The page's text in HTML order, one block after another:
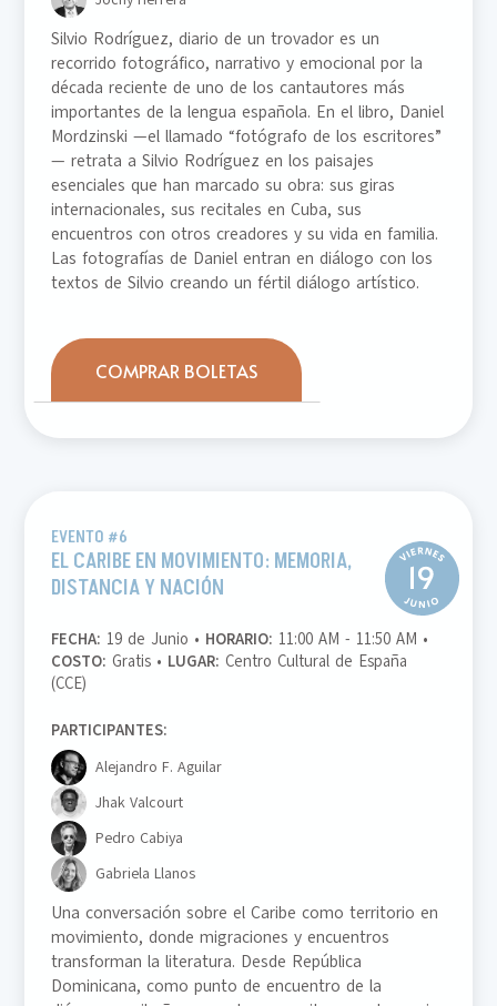
Silvio Rodríguez, diario de un trovador es un
recorrido fotográfico, narrativo y emocional por la
década reciente de uno de los cantautores más
importantes de la lengua española. En el libro, Daniel
Mordzinski —el llamado “fotógrafo de los escritores”
— retrata a Silvio Rodríguez en los paisajes
esenciales que han marcado su obra: sus giras
internacionales, sus recitales en Cuba, sus
encuentros con otros creadores y su vida en familia.
Las fotografías de Daniel entran en diálogo con los
textos de Silvio creando un fértil diálogo artístico.
COMPRAR BOLETAS
EVENTO #6
EL CARIBE EN MOVIMIENTO: MEMORIA,
DISTANCIA Y NACIÓN
FECHA: 19 de Junio • HORARIO: 11:00 AM - 11:50 AM •
COSTO: Gratis • LUGAR: Centro Cultural de España
(CCE)
PARTICIPANTES:
Alejandro F. Aguilar
Jhak Valcourt
Pedro Cabiya
Gabriela Llanos
Una conversación sobre el Caribe como territorio en
movimiento, donde migraciones y encuentros
transforman la literatura. Desde República
Dominicana, como punto de encuentro de la